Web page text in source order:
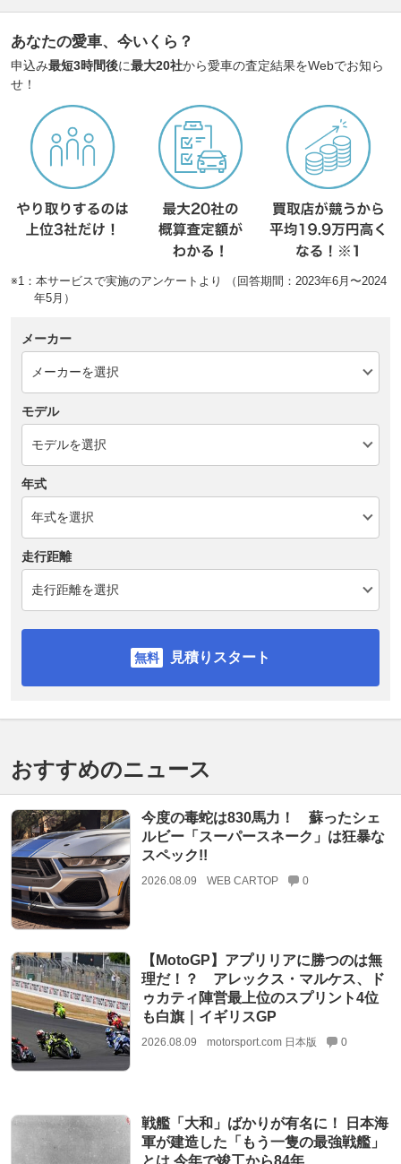
あなたの愛車、今いくら？
申込み最短3時間後に最大20社から愛車の査定結果をWebでお知ら
せ！
※1：本サービスで実施のアンケートより （回答期間：2023年6月〜2024
年5月）
メーカー
モデル
年式
走行距離
見積りスタート
おすすめのニュース
今度の毒蛇は830馬力！ 蘇ったシェ
ルビー「スーパースネーク」は狂暴な
スペック!!
2026.08.09 WEB CARTOP 0
【MotoGP】アプリリアに勝つのは無
理だ！？ アレックス・マルケス、ド
ゥカティ陣営最上位のスプリント4位
も白旗｜イギリスGP
2026.08.09 motorsport.com 日本版 0
戦艦「大和」ばかりが有名に！ 日本海
軍が建造した「もう一隻の最強戦艦」
とは 今年で竣工から84年